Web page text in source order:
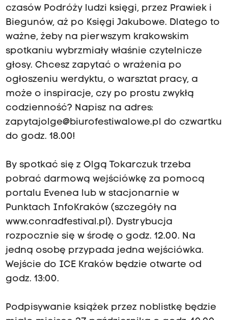
czasów Podróży ludzi księgi, przez Prawiek i
Biegunów, aż po Księgi Jakubowe. Dlatego to
ważne, żeby na pierwszym krakowskim
spotkaniu wybrzmiały właśnie czytelnicze
głosy. Chcesz zapytać o wrażenia po
ogłoszeniu werdyktu, o warsztat pracy, a
może o inspiracje, czy po prostu zwykłą
codzienność? Napisz na adres:
zapytajolge@biurofestiwalowe.pl do czwartku
do godz. 18.00!
By spotkać się z Olgą Tokarczuk trzeba
pobrać darmową wejściówkę za pomocą
portalu Evenea lub w stacjonarnie w
Punktach InfoKraków (szczegóły na
www.conradfestival.pl). Dystrybucja
rozpocznie się w środę o godz. 12.00. Na
jedną osobę przypada jedna wejściówka.
Wejście do ICE Kraków będzie otwarte od
godz. 13:00.
Podpisywanie książek przez noblistkę będzie